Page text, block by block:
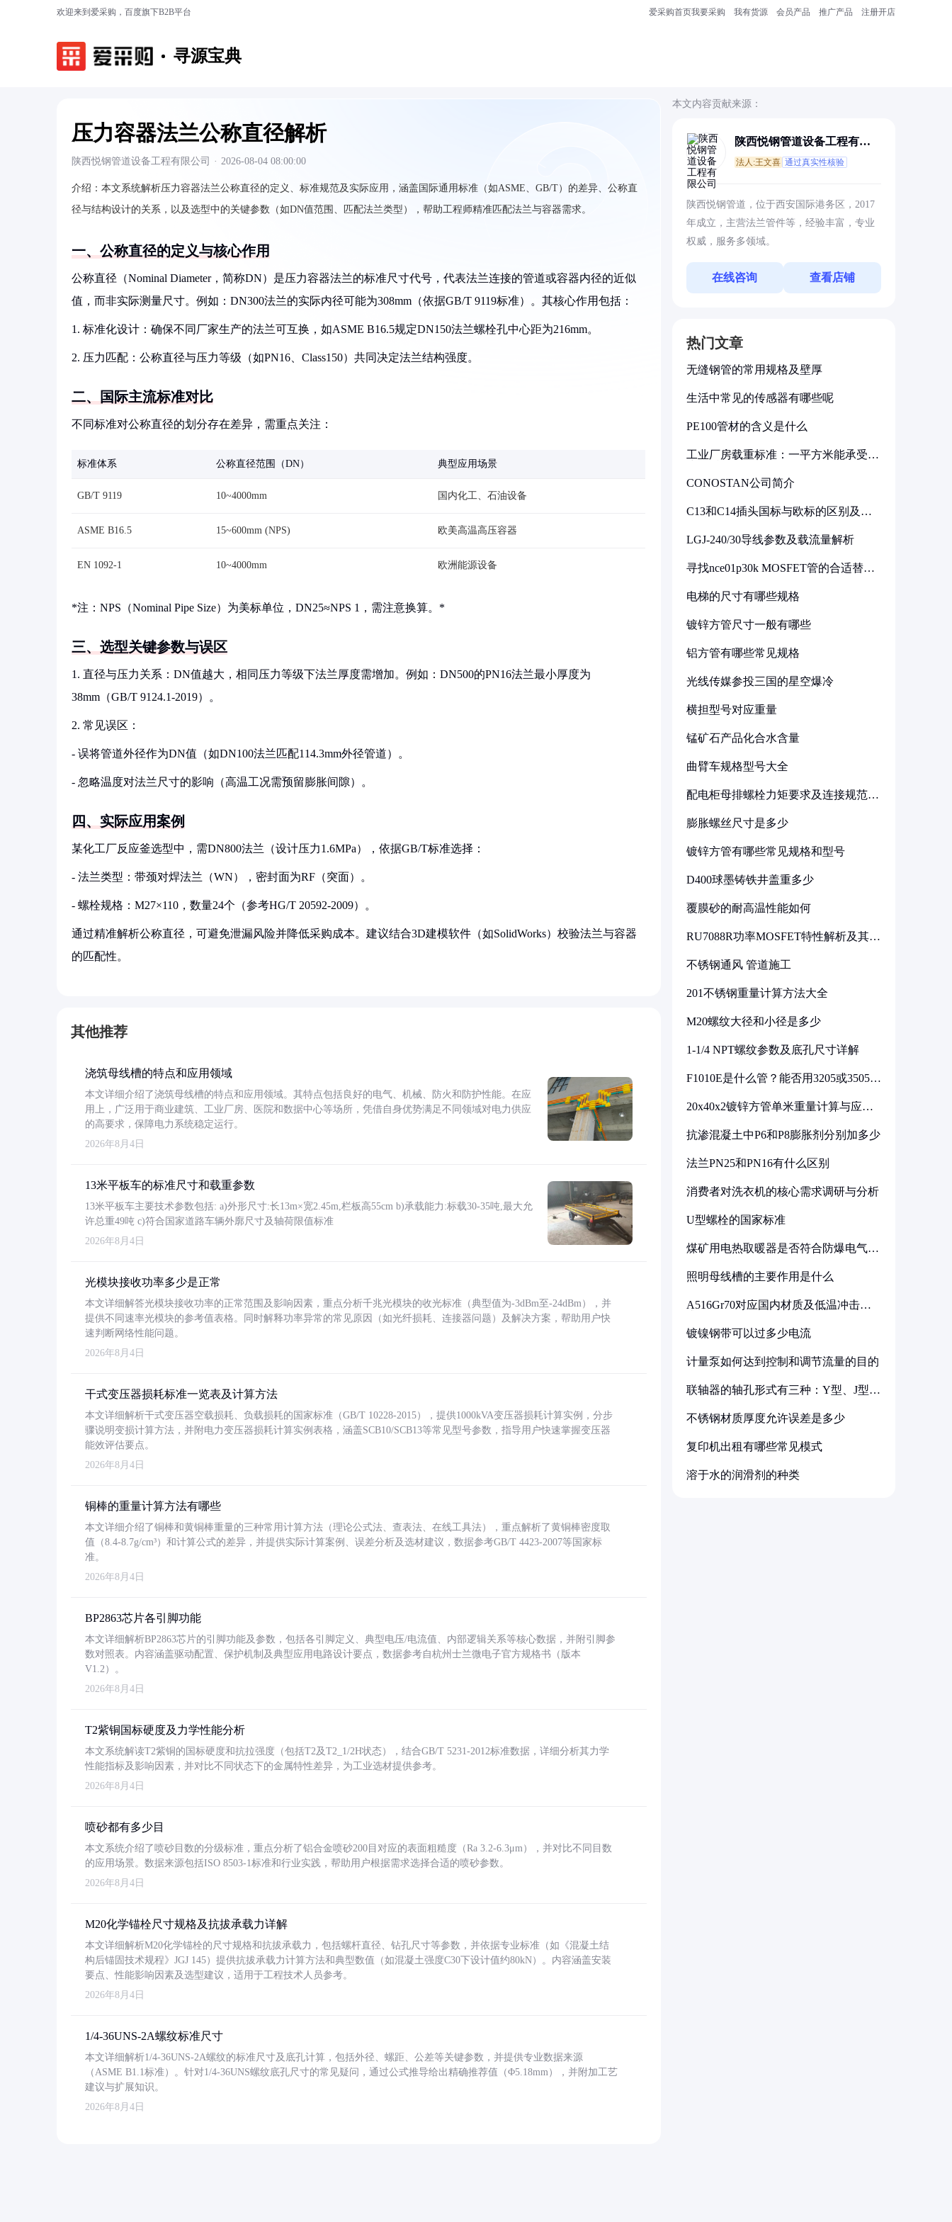
欢迎来到爱采购，百度旗下B2B平台 爱采购首页我要采购 我有货源 会员产品 推广产品 注册开店
寻源宝典
压力容器法兰公称直径解析
陕西悦钢管道设备工程有限公司 · 2026-08-04 08:00:00
介绍： 本文系统解析压力容器法兰公称直径的定义、标准规范及实际应用，涵盖国际通用标准（如ASME、GB/T）的差异、公称直
径与结构设计的关系，以及选型中的关键参数（如DN值范围、匹配法兰类型），帮助工程师精准匹配法兰与容器需求。
一、公称直径的定义与核心作用
公称直径（Nominal Diameter，简称DN）是压力容器法兰的标准尺寸代号，代表法兰连接的管道或容器内径的近似
值，而非实际测量尺寸。例如：DN300法兰的实际内径可能为308mm（依据GB/T 9119标准）。其核心作用包括：
1. 标准化设计：确保不同厂家生产的法兰可互换，如ASME B16.5规定DN150法兰螺栓孔中心距为216mm。
2. 压力匹配：公称直径与压力等级（如PN16、Class150）共同决定法兰结构强度。
二、国际主流标准对比
不同标准对公称直径的划分存在差异，需重点关注：
标准体系 公称直径范围（DN） 典型应用场景
GB/T 9119 10~4000mm 国内化工、石油设备
ASME B16.5 15~600mm (NPS) 欧美高温高压容器
EN 1092-1 10~4000mm 欧洲能源设备
*注：NPS（Nominal Pipe Size）为美标单位，DN25≈NPS 1，需注意换算。*
三、选型关键参数与误区
1. 直径与压力关系：DN值越大，相同压力等级下法兰厚度需增加。例如：DN500的PN16法兰最小厚度为
38mm（GB/T 9124.1-2019）。
2. 常见误区：
- 误将管道外径作为DN值（如DN100法兰匹配114.3mm外径管道）。
- 忽略温度对法兰尺寸的影响（高温工况需预留膨胀间隙）。
四、实际应用案例
某化工厂反应釜选型中，需DN800法兰（设计压力1.6MPa），依据GB/T标准选择：
- 法兰类型：带颈对焊法兰（WN），密封面为RF（突面）。
- 螺栓规格：M27×110，数量24个（参考HG/T 20592-2009）。
通过精准解析公称直径，可避免泄漏风险并降低采购成本。建议结合3D建模软件（如SolidWorks）校验法兰与容器
的匹配性。
其他推荐
浇筑母线槽的特点和应用领域
本文详细介绍了浇筑母线槽的特点和应用领域。其特点包括良好的电气、机械、防火和防护性能。在应
用上，广泛用于商业建筑、工业厂房、医院和数据中心等场所，凭借自身优势满足不同领域对电力供应
的高要求，保障电力系统稳定运行。
2026年8月4日
13米平板车的标准尺寸和载重参数
13米平板车主要技术参数包括: a)外形尺寸:长13m×宽2.45m,栏板高55cm b)承载能力:标载30-35吨,最大允
许总重49吨 c)符合国家道路车辆外廓尺寸及轴荷限值标准
2026年8月4日
光模块接收功率多少是正常
本文详细解答光模块接收功率的正常范围及影响因素，重点分析千兆光模块的收光标准（典型值为-3dBm至-24dBm），并
提供不同速率光模块的参考值表格。同时解释功率异常的常见原因（如光纤损耗、连接器问题）及解决方案，帮助用户快
速判断网络性能问题。
2026年8月4日
干式变压器损耗标准一览表及计算方法
本文详细解析干式变压器空载损耗、负载损耗的国家标准（GB/T 10228-2015），提供1000kVA变压器损耗计算实例，分步
骤说明变损计算方法，并附电力变压器损耗计算实例表格，涵盖SCB10/SCB13等常见型号参数，指导用户快速掌握变压器
能效评估要点。
2026年8月4日
铜棒的重量计算方法有哪些
本文详细介绍了铜棒和黄铜棒重量的三种常用计算方法（理论公式法、查表法、在线工具法），重点解析了黄铜棒密度取
值（8.4-8.7g/cm³）和计算公式的差异，并提供实际计算案例、误差分析及选材建议，数据参考GB/T 4423-2007等国家标
准。
2026年8月4日
BP2863芯片各引脚功能
本文详细解析BP2863芯片的引脚功能及参数，包括各引脚定义、典型电压/电流值、内部逻辑关系等核心数据，并附引脚参
数对照表。内容涵盖驱动配置、保护机制及典型应用电路设计要点，数据参考自杭州士兰微电子官方规格书（版本
V1.2）。
2026年8月4日
T2紫铜国标硬度及力学性能分析
本文系统解读T2紫铜的国标硬度和抗拉强度（包括T2及T2_1/2H状态），结合GB/T 5231-2012标准数据，详细分析其力学
性能指标及影响因素，并对比不同状态下的金属特性差异，为工业选材提供参考。
2026年8月4日
喷砂都有多少目
本文系统介绍了喷砂目数的分级标准，重点分析了铝合金喷砂200目对应的表面粗糙度（Ra 3.2-6.3μm），并对比不同目数
的应用场景。数据来源包括ISO 8503-1标准和行业实践，帮助用户根据需求选择合适的喷砂参数。
2026年8月4日
M20化学锚栓尺寸规格及抗拔承载力详解
本文详细解析M20化学锚栓的尺寸规格和抗拔承载力，包括螺杆直径、钻孔尺寸等参数，并依据专业标准（如《混凝土结
构后锚固技术规程》JGJ 145）提供抗拔承载力计算方法和典型数值（如混凝土强度C30下设计值约80kN）。内容涵盖安装
要点、性能影响因素及选型建议，适用于工程技术人员参考。
2026年8月4日
1/4-36UNS-2A螺纹标准尺寸
本文详细解析1/4-36UNS-2A螺纹的标准尺寸及底孔计算，包括外径、螺距、公差等关键参数，并提供专业数据来源
（ASME B1.1标准）。针对1/4-36UNS螺纹底孔尺寸的常见疑问，通过公式推导给出精确推荐值（Φ5.18mm），并附加工艺
建议与扩展知识。
2026年8月4日
本文内容贡献来源：
陕西悦钢管道设备工程有限
法人:王文喜 通过真实性核验
陕西悦钢管道，位于西安国际港务区，2017
年成立，主营法兰管件等，经验丰富，专业
权威，服务多领域。
在线咨询 查看店铺
热门文章
无缝钢管的常用规格及壁厚
生活中常见的传感器有哪些呢
PE100管材的含义是什么
工业厂房载重标准：一平方米能承受多
CONOSTAN公司简介
C13和C14插头国标与欧标的区别及其
LGJ-240/30导线参数及载流量解析
寻找nce01p30k MOSFET管的合适替代
电梯的尺寸有哪些规格
镀锌方管尺寸一般有哪些
铝方管有哪些常见规格
光线传媒参投三国的星空爆冷
横担型号对应重量
锰矿石产品化合水含量
曲臂车规格型号大全
配电柜母排螺栓力矩要求及连接规范详
膨胀螺丝尺寸是多少
镀锌方管有哪些常见规格和型号
D400球墨铸铁井盖重多少
覆膜砂的耐高温性能如何
RU7088R功率MOSFET特性解析及其在
不锈钢通风 管道施工
201不锈钢重量计算方法大全
M20螺纹大径和小径是多少
1-1/4 NPT螺纹参数及底孔尺寸详解
F1010E是什么管？能否用3205或3505代
20x40x2镀锌方管单米重量计算与应用
抗渗混凝土中P6和P8膨胀剂分别加多少
法兰PN25和PN16有什么区别
消费者对洗衣机的核心需求调研与分析
U型螺栓的国家标准
煤矿用电热取暖器是否符合防爆电气设
照明母线槽的主要作用是什么
A516Gr70对应国内材质及低温冲击要
镀镍钢带可以过多少电流
计量泵如何达到控制和调节流量的目的
联轴器的轴孔形式有三种：Y型、J型、
不锈钢材质厚度允许误差是多少
复印机出租有哪些常见模式
溶于水的润滑剂的种类